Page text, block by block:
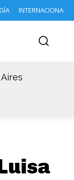
INTERNACIONAL